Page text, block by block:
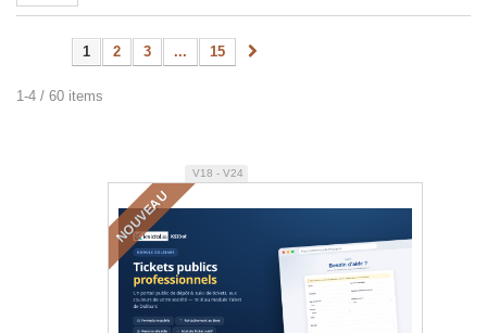
1 2 3 ... 15
1-4 / 60 items
NOUVEAU
V18 - V24